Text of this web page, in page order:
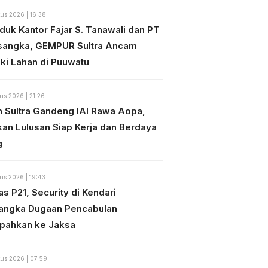
2026 | 16:38
Kantor Fajar S. Tanawali dan PT
GEMPUR Sultra Ancam
Lahan di Puuwatu
2026 | 21:26
Sultra Gandeng IAI Rawa Aopa,
Lulusan Siap Kerja dan Berdaya
2026 | 19:43
P21, Security di Kendari
Dugaan Pencabulan
ke Jaksa
2026 | 07:59